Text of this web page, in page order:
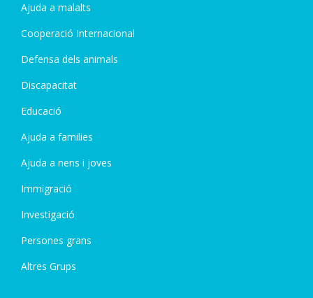
Ajuda a malalts
Cooperació Internacional
Defensa dels animals
Discapacitat
Educació
Ajuda a families
Ajuda a nens i joves
Immigració
Investigació
Persones grans
Altres Grups